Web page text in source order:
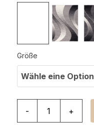
Größe
Wähle eine Option
- +